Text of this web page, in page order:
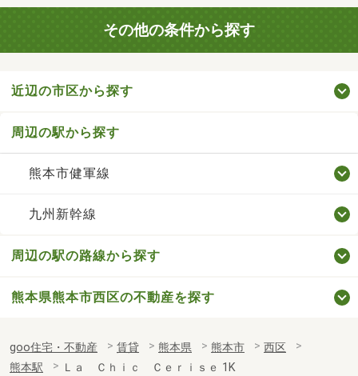
その他の条件から探す
近辺の市区から探す
周辺の駅から探す
熊本市健軍線
九州新幹線
周辺の駅の路線から探す
熊本県熊本市西区の不動産を探す
goo住宅・不動産 賃貸 熊本県 熊本市
西区
熊本駅
Ｌａ Ｃｈｉｃ Ｃｅｒｉｓｅ 1K